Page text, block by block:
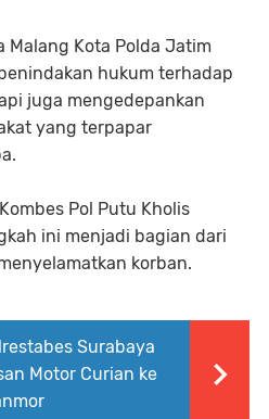
Malang Kota Polda Jatim
hukum terhadap
juga mengedepankan
yang terpapar
Pol Putu Kholis
ini menjadi bagian dari
korban.
Surabaya
Motor Curian ke